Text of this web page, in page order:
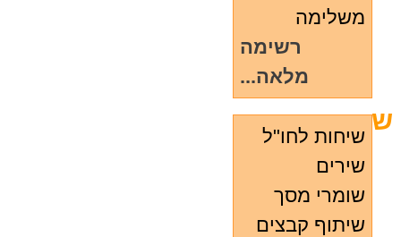
משלימה
רשימה
מלאה...
ש
שיחות לחו"ל
שירים
שומרי מסך
שיתוף קבצים